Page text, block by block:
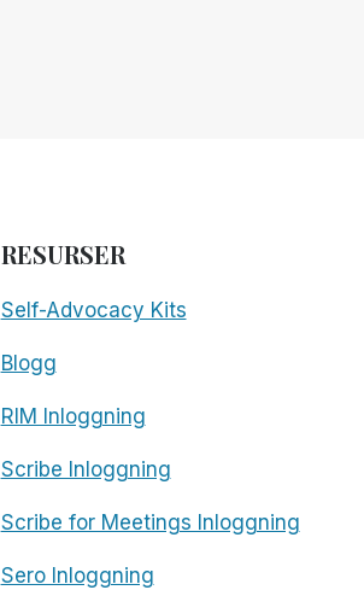
RESURSER
Self-Advocacy Kits
Blogg
RIM Inloggning
Scribe Inloggning
Scribe for Meetings Inloggning
Sero Inloggning